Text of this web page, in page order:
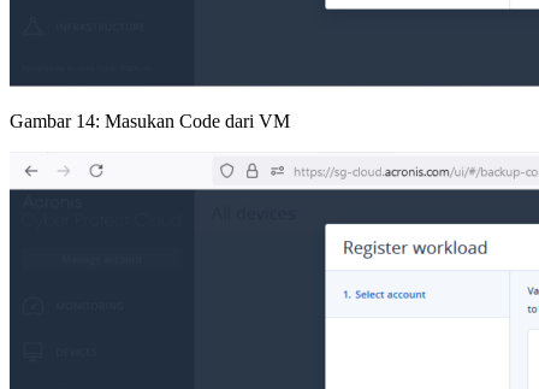
Gambar 14: Masukan Code dari VM